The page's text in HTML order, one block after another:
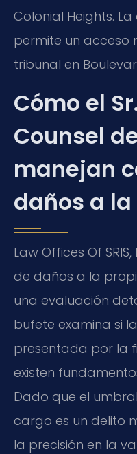
Colonial Heights.
permite un acceso
tribunal en
Cómo el
Counsel
manejan
daños a
Law Offices Of
de daños a la
una evaluación
bufete examina si
presentada por la
existen
Dado que el
cargo es un delito
la precisión en la